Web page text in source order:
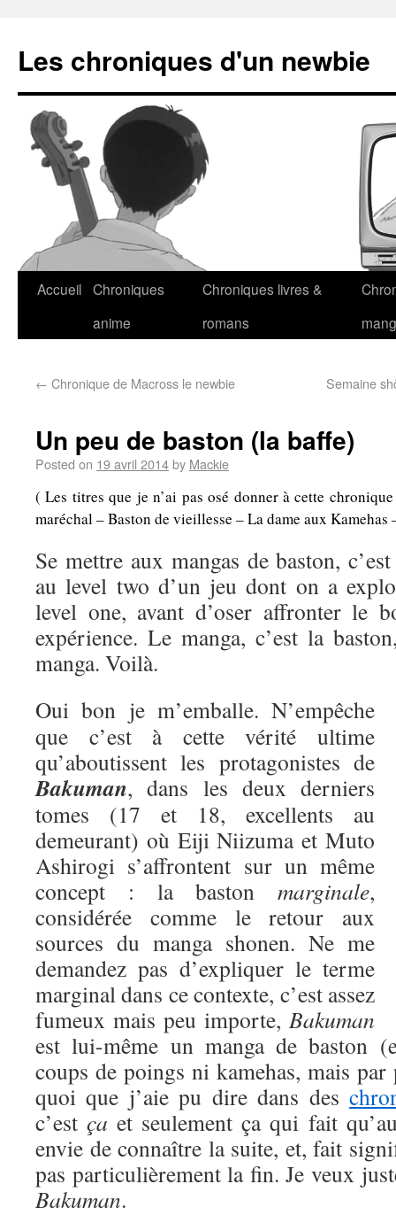
Les chroniques d'un newbie
Accueil Chroniques
anime
Chroniques livres &
romans
← Chronique de Macross le newbie Semaine
Un peu de baston (la baffe)
Posted on 19 avril 2014by Mackie
( Les titres que je n’ai pas osé donner à cette
maréchal – Baston de vieillesse – La dame aux
Se mettre aux mangas de baston,
au level two d’un jeu dont on a
level one, avant d’oser affronter le
expérience. Le manga, c’est la
manga. Voilà.
Oui bon je m’emballe. N’empêche
que c’est à cette vérité ultime
qu’aboutissent les protagonistes de
Bakuman, dans les deux derniers
tomes (17 et 18, excellents au
demeurant) où Eiji Niizuma et Muto
Ashirogi s’affrontent sur un même
concept : la baston marginale,
considérée comme le retour aux
sources du manga shonen. Ne me
demandez pas d’expliquer le terme
marginal dans ce contexte, c’est assez
fumeux mais peu importe, Bakuman
est lui-même un manga de baston
coups de poings ni kamehas, mais
quoi que j’aie pu dire dans des
c’estça et seulement ça qui fait
envie de connaître la suite, et, fait
pas particulièrement la fin. Je veux
Bakuman.